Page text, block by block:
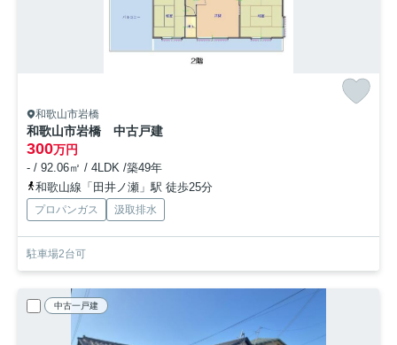
和歌山市岩橋
和歌山市岩橋 中古戸建
300万円
- / 92.06㎡ / 4LDK /築49年
和歌山線「田井ノ瀬」駅 徒歩25分
プロパンガス 汲取排水
駐車場2台可
中古一戸建